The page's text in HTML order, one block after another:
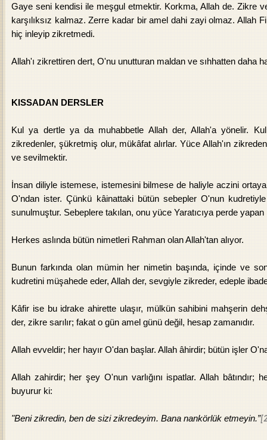
Gaye seni kendisi ile meşgul etmektir. Korkma, Allah de. Zikre
karşılıksız kalmaz. Zerre kadar bir amel dahi zayi olmaz. Allah
hiç inleyip zikretmedi.
Allah'ı zikrettiren dert, O'nu unutturan maldan ve sıhhatten daha
KISSADAN DERSLER
Kul ya dertle ya da muhabbetle Allah der, Allah'a yönelir.
zikredenler, şükretmiş olur, mükâfat alırlar. Yüce Allah'ın
ve sevilmektir.
İnsan diliyle istemese, istemesini bilmese de haliyle aczini
O'ndan ister. Çünkü kâinattaki bütün sebepler O'nun
sunulmuştur. Sebeplere takılan, onu yüce Yaratıcıya perde yapan
Herkes aslında bütün nimetleri Rahman olan Allah'tan alıyor.
Bunun farkında olan mümin her nimetin başında, içinde ve
kudretini müşahede eder, Allah der, sevgiyle zikreder, edeple
Kâfir ise bu idrake ahirette ulaşır, mülkün sahibini mahşerin
der, zikre sarılır; fakat o gün amel günü değil, hesap zamanıdır.
Allah evveldir; her hayır O'dan başlar. Allah âhirdir; bütün işler
Allah zahirdir; her şey O'nun varlığını ispatlar. Allah bâtındır;
buyurur ki:
"Beni zikredin, ben de sizi zikredeyim. Bana nankörlük etmeyin.”